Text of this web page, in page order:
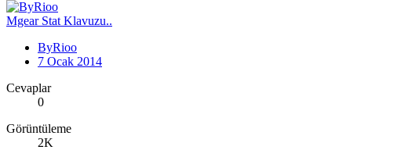
Mgear Stat Klavuzu..
ByRioo
7 Ocak 2014
Cevaplar
0
Görüntüleme
2K